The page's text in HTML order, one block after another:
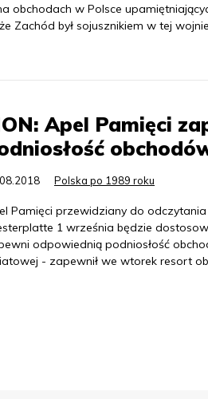
obchodach w Polsce
Zachód był sojusznikiem w tej
Apel Pamięci
Polska po 1989 roku
Pamięci przewidziany do
1 września będzie
odpowiednią podniosłość
- zapewnił we wtorek resort